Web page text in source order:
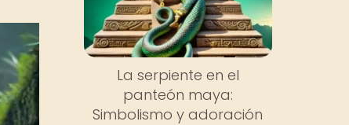
La serpiente en el
panteón maya:
Simbolismo y adoración